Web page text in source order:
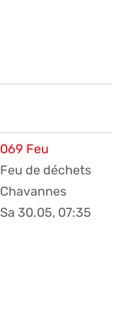
069 Feu
Feu de déchets
Chavannes
Sa 30.05, 07:35